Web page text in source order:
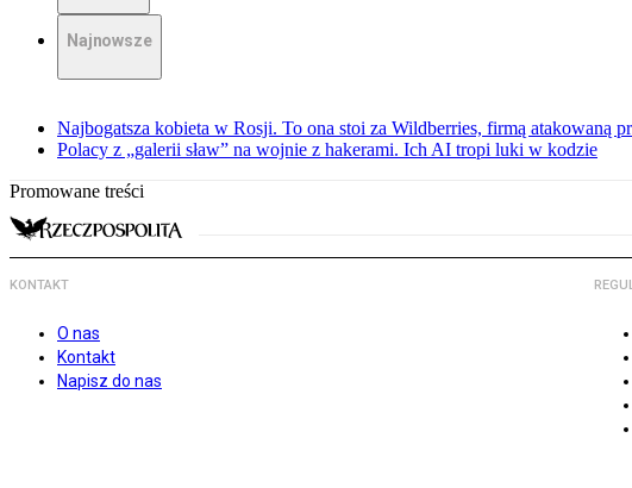
Najnowsze
Najbogatsza kobieta w Rosji. To ona stoi za Wildberries, firmą atakowaną
Polacy z „galerii sław” na wojnie z hakerami. Ich AI tropi luki w kodzie
Promowane treści
KONTAKT
O nas
Kontakt
Napisz do nas